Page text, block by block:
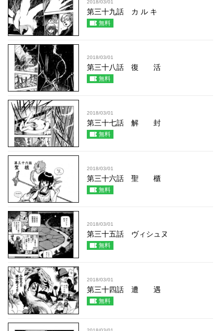
2018/03/01
第三十九話 カ ル キ
無料
2018/03/01
第三十八話 復 活
無料
2018/03/01
第三十七話 解 封
無料
2018/03/01
第三十六話 聖 櫃
無料
2018/03/01
第三十五話 ヴィシュヌ
無料
2018/03/01
第三十四話 遭 遇
無料